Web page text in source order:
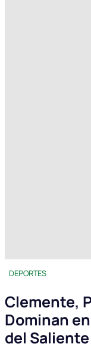
DEPORTES
Clemente,
Dominan
del Saliente